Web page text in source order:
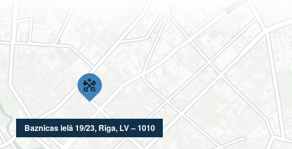
Baznīcas ielā 19/23, Rīga, LV – 1010